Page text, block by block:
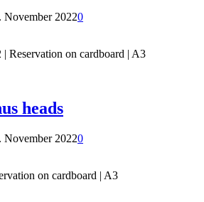
November 20220
Reservation on cardboard | A3
heads
November 20220
on cardboard | A3